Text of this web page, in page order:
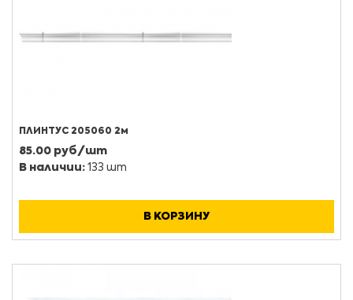
ПЛИНТУС 205060 2м
85.00 руб/шт
В наличии: 133 шт
В КОРЗИНУ